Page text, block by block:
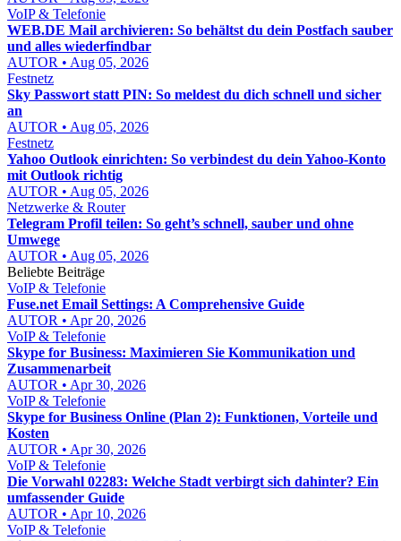
VoIP & Telefonie
WEB.DE Mail archivieren: So behältst du dein Postfach sauber
und alles wiederfindbar
AUTOR • Aug 05, 2026
Festnetz
Sky Passwort statt PIN: So meldest du dich schnell und sicher
an
AUTOR • Aug 05, 2026
Festnetz
Yahoo Outlook einrichten: So verbindest du dein Yahoo-Konto
mit Outlook richtig
AUTOR • Aug 05, 2026
Netzwerke & Router
Telegram Profil teilen: So geht’s schnell, sauber und ohne
Umwege
AUTOR • Aug 05, 2026
Beliebte Beiträge
VoIP & Telefonie
Fuse.net Email Settings: A Comprehensive Guide
AUTOR • Apr 20, 2026
VoIP & Telefonie
Skype for Business: Maximieren Sie Kommunikation und
Zusammenarbeit
AUTOR • Apr 30, 2026
VoIP & Telefonie
Skype for Business Online (Plan 2): Funktionen, Vorteile und
Kosten
AUTOR • Apr 30, 2026
VoIP & Telefonie
Die Vorwahl 02283: Welche Stadt verbirgt sich dahinter? Ein
umfassender Guide
AUTOR • Apr 10, 2026
VoIP & Telefonie